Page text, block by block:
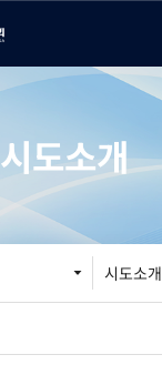
시도소개
시도소개